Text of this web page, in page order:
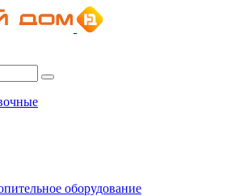
оборудование